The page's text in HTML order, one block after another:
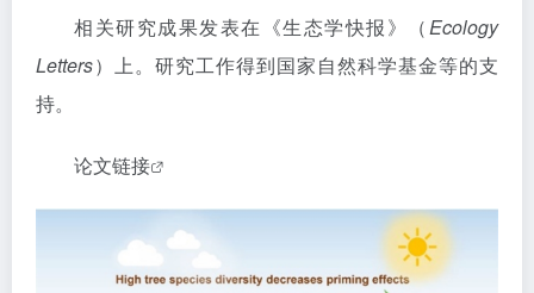
相关研究成果发表在《生态学快报》（Ecology
Letters）上。研究工作得到国家自然科学基金等的支
持。
论文链接